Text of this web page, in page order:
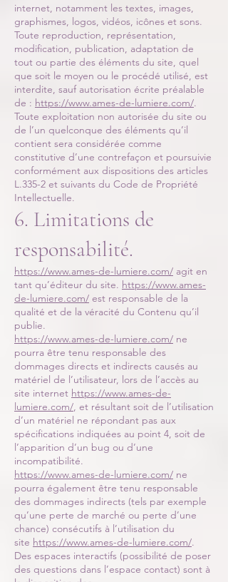
internet, notamment les textes, images,
graphismes, logos, vidéos, icônes et sons.
Toute reproduction, représentation,
modification, publication, adaptation de
tout ou partie des éléments du site, quel
que soit le moyen ou le procédé utilisé, est
interdite, sauf autorisation écrite préalable
de : https://www.ames-de-lumiere.com/.
Toute exploitation non autorisée du site ou
de l’un quelconque des éléments qu’il
contient sera considérée comme
constitutive d’une contrefaçon et poursuivie
conformément aux dispositions des articles
L.335-2 et suivants du Code de Propriété
Intellectuelle.
6. Limitations de
responsabilité.
https://www.ames-de-lumiere.com/ agit en
tant qu’éditeur du site. https://www.ames-
de-lumiere.com/ est responsable de la
qualité et de la véracité du Contenu qu’il
publie.
https://www.ames-de-lumiere.com/ ne
pourra être tenu responsable des
dommages directs et indirects causés au
matériel de l’utilisateur, lors de l’accès au
site internet https://www.ames-de-
lumiere.com/, et résultant soit de l’utilisation
d’un matériel ne répondant pas aux
spécifications indiquées au point 4, soit de
l’apparition d’un bug ou d’une
incompatibilité.
https://www.ames-de-lumiere.com/ ne
pourra également être tenu responsable
des dommages indirects (tels par exemple
qu’une perte de marché ou perte d’une
chance) consécutifs à l’utilisation du
site https://www.ames-de-lumiere.com/.
Des espaces interactifs (possibilité de poser
des questions dans l’espace contact) sont à